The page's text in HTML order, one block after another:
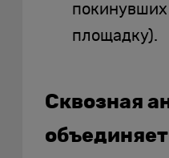
площадку).
Сквозная
объединяет